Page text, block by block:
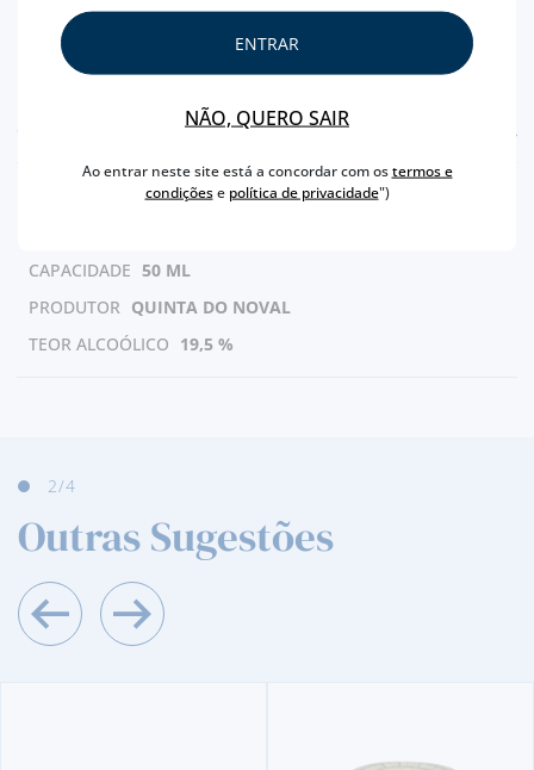
DOURO
CAPACIDADE 50 ML
PRODUTOR QUINTA DO NOVAL
TEOR ALCOÓLICO 19,5 %
3/4
Outras Sugestões
ENTRAR
NÃO, QUERO SAIR
Ao entrar neste site está a concordar com ostermos e
condiçõese política de privacidade")